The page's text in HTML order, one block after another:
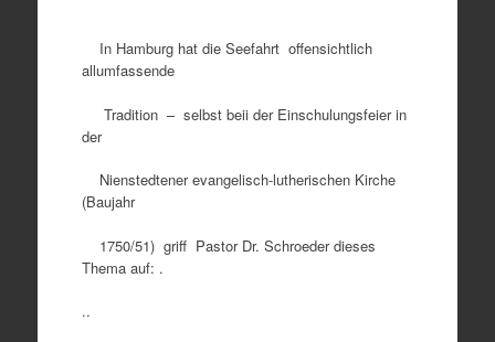
In Hamburg hat die Seefahrt offensichtlich
allumfassende
Tradition – selbst beii der Einschulungsfeier in
der
Nienstedtener evangelisch-lutherischen Kirche
(Baujahr
1750/51) griff Pastor Dr. Schroeder dieses
Thema auf: .
..